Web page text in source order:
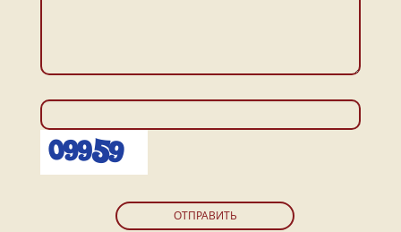
ОТПРАВИТЬ